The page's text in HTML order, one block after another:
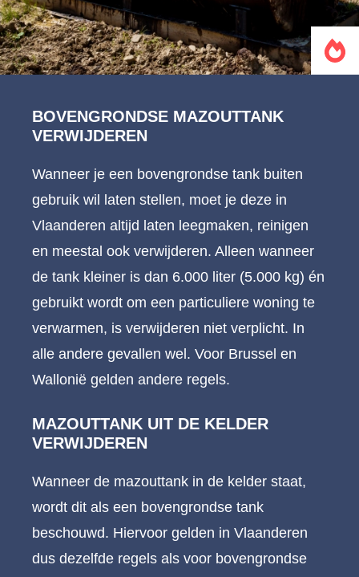
BOVENGRONDSE MAZOUTTANK
VERWIJDEREN
Wanneer je een bovengrondse tank buiten
gebruik wil laten stellen, moet je deze in
Vlaanderen altijd laten leegmaken, reinigen
en meestal ook verwijderen. Alleen wanneer
de tank kleiner is dan 6.000 liter (5.000 kg) én
gebruikt wordt om een particuliere woning te
verwarmen, is verwijderen niet verplicht. In
alle andere gevallen wel. Voor Brussel en
Wallonië gelden andere regels.
MAZOUTTANK UIT DE KELDER
VERWIJDEREN
Wanneer de mazouttank in de kelder staat,
wordt dit als een bovengrondse tank
beschouwd. Hiervoor gelden in Vlaanderen
dus dezelfde regels als voor bovengrondse